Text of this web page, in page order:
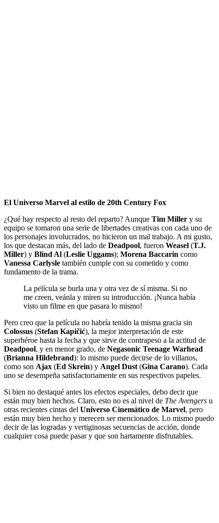
El Universo Marvel al estilo de 20th Century Fox
¿Qué hay respecto al resto del reparto? Aunque Tim Miller y su
equipo se tomaron una serie de libertades creativas con cada uno de
los personajes involucrados, no hicieron un mal trabajo. A mi gusto,
los que destacan más, del lado de Deadpool, fueron Weasel (T.J.
Miller) y Blind Al (Leslie Uggams); Morena Baccarin como
Vanessa Carlysle también cumple con su cometido y como
fundamento de la trama.
La película se burla una y otra vez de sí misma. Si no
me creen, veánla y miren su introducción. ¡Nunca había
visto un filme en que pasara lo mismo!
Pero creo que la película no habría tenido la misma gracia sin
Colossus (Stefan Kapičić), la mejor interpretación de este
superhéroe hasta la fecha y que sirve de contrapeso a la actitud de
Deadpool, y en menor grado, de Negasonic Teenage Warhead
(Brianna Hildebrand): lo mismo puede decirse de lo villanos,
como son Ajax (Ed Skrein) y Angel Dust(Gina Carano). Cada
uno se desempeña satisfactoriamente en sus respectivos papeles.
Si bien no destaqué antes los efectos especiales, debo decir que
están muy bien hechos. Claro, esto no es al nivel de The Avengers u
otras recientes cintas del Universo Cinemático de Marvel, pero
están muy bien hecho y merecen ser mencionados. Lo mismo puedo
decir de las logradas y vertiginosas secuencias de acción, donde
cualquier cosa puede pasar y que son hartamente disfrutables.